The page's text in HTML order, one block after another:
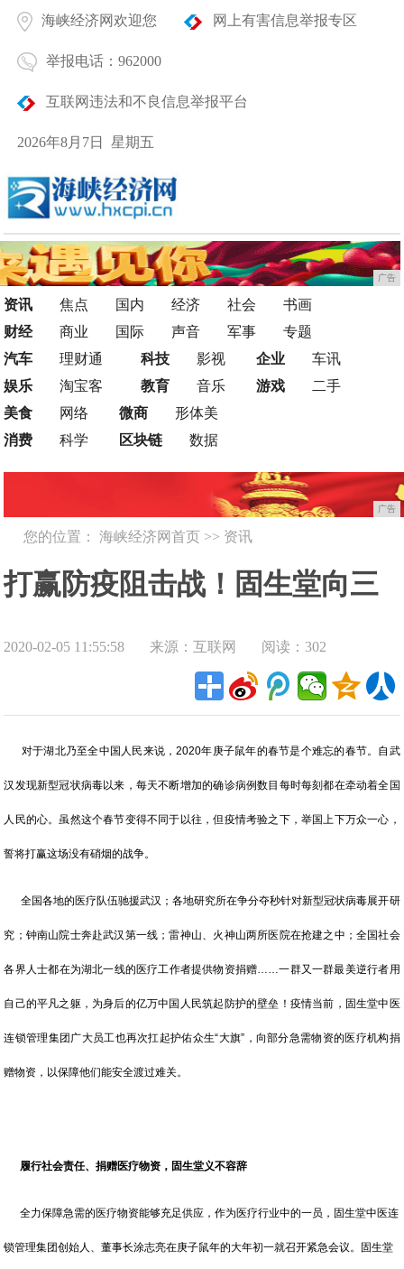
海峡经济网欢迎您 网上有害信息举报专区
举报电话：962000
互联网违法和不良信息举报平台
2026年8月7日 星期五
广告
资讯 焦点 国内 经济 社会
书画
财经
商业 国际 声音 军事
专题
汽车
理财通
娱乐
淘宝客
科技
影视
教育
音乐
企业
车讯
游戏
二手
美食
网络
消费
科学
微商
形体美
区块链
数据
广告
您的位置：海峡经济网首页 >> 资讯
打赢防疫阻击战！固生堂向三
甲医院捐赠两万口罩
2020-02-05 11:55:58 来源：互联网 阅读：302
对于湖北乃至全中国人民来说，2020年庚子鼠年的春节是个难忘的春节。自武
汉发现新型冠状病毒以来，每天不断增加的确诊病例数目每时每刻都在牵动着全国
人民的心。虽然这个春节变得不同于以往，但疫情考验之下，举国上下万众一心，
誓将打赢这场没有硝烟的战争。
全国各地的医疗队伍驰援武汉；各地研究所在争分夺秒针对新型冠状病毒展开研
究；钟南山院士奔赴武汉第一线；雷神山、火神山两所医院在抢建之中；全国社会
各界人士都在为湖北一线的医疗工作者提供物资捐赠……一群又一群最美逆行者用
自己的平凡之躯，为身后的亿万中国人民筑起防护的壁垒！疫情当前，固生堂中医
连锁管理集团广大员工也再次扛起护佑众生“大旗”，向部分急需物资的医疗机构捐
赠物资，以保障他们能安全渡过难关。
履行社会责任、捐赠医疗物资，固生堂义不容辞
全力保障急需的医疗物资能够充足供应，作为医疗行业中的一员，固生堂中医连
锁管理集团创始人、董事长涂志亮在庚子鼠年的大年初一就召开紧急会议。固生堂